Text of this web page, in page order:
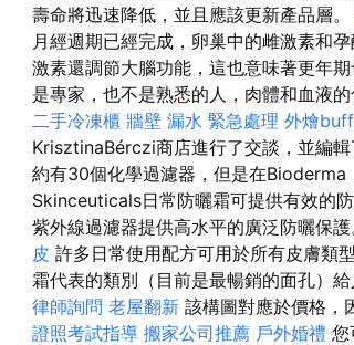
壽命將迅速降低，並且應該更新產品層。
月經週期已經完成，卵巢中的雌激素和
激素還調節大腦功能，這也意味著更年期
是專家，也不是熟悉的人，肉體和血液
二手冷凍櫃 牆壁 漏水 緊急處理 外燴
KrisztinaBérczi商店進行了交談，並編
約有30個化學過濾器，但是在Bioderma
Skinceuticals日常防曬霜可提供有效的防
紫外線過濾器提供高水平的廣泛防曬保護
皮 許多日常使用配方可用於所有皮膚類
霜代表的類別（目前是最暢銷的面孔）
律師詢問 老屋翻新 該構圖對應於價格，
證照考試指導 搬家公司推薦 戶外婚禮 您